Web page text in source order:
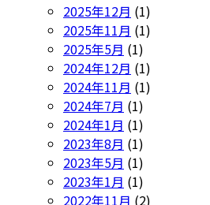
2025年12月 (1)
2025年11月 (1)
2025年5月 (1)
2024年12月 (1)
2024年11月 (1)
2024年7月 (1)
2024年1月 (1)
2023年8月 (1)
2023年5月 (1)
2023年1月 (1)
2022年11月 (2)